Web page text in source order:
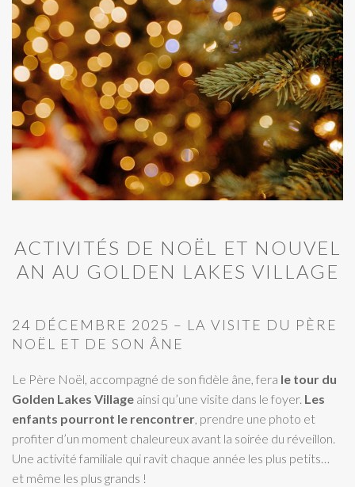
ACTIVITÉS DE NOËL ET NOUVEL
AN AU GOLDEN LAKES VILLAGE
24 DÉCEMBRE 2025 – LA VISITE DU PÈRE
NOËL ET DE SON ÂNE
Le Père Noël, accompagné de son fidèle âne, fera le tour du
Golden Lakes Village ainsi qu’une visite dans le foyer. Les
enfants pourront le rencontrer, prendre une photo et
profiter d’un moment chaleureux avant la soirée du réveillon.
Une activité familiale qui ravit chaque année les plus petits…
et même les plus grands !